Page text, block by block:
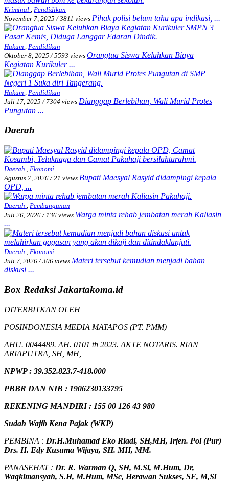
Kriminal
Pendidikan
November 7, 2025 / 3811 views Pihak polisi belum tahu apa indikasi, ...
Hukum
Pendidikan
Oktober 8, 2025 / 5593 views Orangtua Siswa Keluhkan Biaya
Kegiatan Kurikuler ...
Hukum
Pendidikan
Juli 17, 2025 / 7304 views Dianggap Berlebihan, Wali Murid Protes
Pungutan ...
Daerah
Daerah , Ekonomi
Agustus 7, 2026 / 21 views Bupati Maesyal Rasyid didampingi kepala
OPD, ...
Daerah , Pembangunan
Juli 26, 2026 / 136 views Warga minta rehab jembatan merah Kaliasin
...
Daerah , Ekonomi
Juli 7, 2026 / 306 views Materi tersebut kemudian menjadi bahan
diskusi ...
Box Redaksi Jakartakoma.id
DITERBITKAN OLEH
POSINDONESIA MEDIA MATAPOS (PT. PMM)
AHU. 0044489. AH. 0101 th 2023. AKTE NOTARIS. RIAN
ARIAPUTRA, SH, MH,
NPWP: 39.352.823.7-418.000
PBBR DAN NIB : 1906230133795
REKENING MANDIRI : 155 00 126 43 980
Sudah Wajib Kena Pajak (WKP)
PEMBINA : Dr.H.Muhamad Eko Riadi, SH,MH, Irjen. Pol (Pur)
Drs. H. Edy Kusuma Wijaya, SH. MH, MM.
PANASEHAT : Dr. R. Warman Q, SH, M.Si, M.Hum, Dr,
Waqkimansyah, S.H, M.Hum, MSc, Herawan Sukses, SE, M,Si